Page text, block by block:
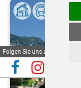
Automatische
Folgen Sie uns auf